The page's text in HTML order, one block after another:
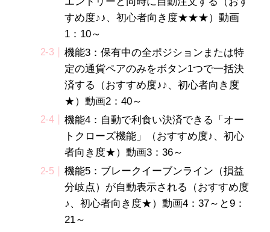
すめ度♪♪、初心者向き度★★★）動画
1：10～
機能3：保有中の全ポジションまたは特
定の通貨ペアのみをボタン1つで一括決
済する（おすすめ度♪♪、初心者向き度
★）動画2：40～
機能4：自動で利食い決済できる「オー
トクローズ機能」（おすすめ度♪、初心
者向き度★）動画3：36～
機能5：ブレークイーブンライン（損益
分岐点）が自動表示される（おすすめ度
♪、初心者向き度★）動画4：37～と9：
21～